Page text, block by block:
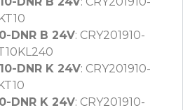
DNR B 24V: CRY201910-
DNR K 24V: CRY201910-
DNR K 24V: CRY201910-